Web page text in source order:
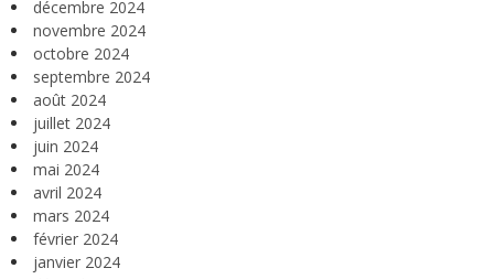
décembre 2024
novembre 2024
octobre 2024
septembre 2024
août 2024
juillet 2024
juin 2024
mai 2024
avril 2024
mars 2024
février 2024
janvier 2024